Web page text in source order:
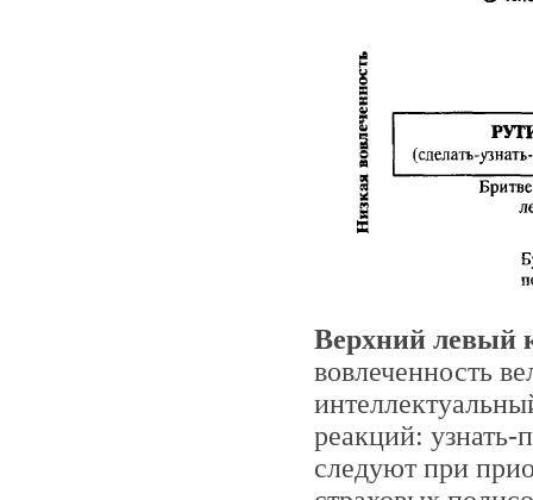
Верхний левый
вовлеченность
реакций: узнать-
следуют при